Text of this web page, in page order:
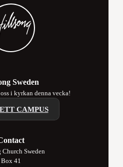
Sweden
i kyrkan denna vecka!
CAMPUS
Sweden
Box 41